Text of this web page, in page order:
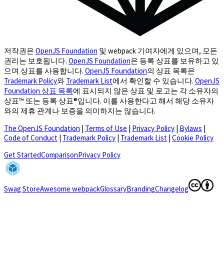
저작권은 OpenJS Foundation 및 webpack 기여자에게 있으며, 모든
권리는 보호됩니다. OpenJS Foundation은 등록 상표를 보유하고 있
으며 상표를 사용합니다. OpenJS Foundation의 상표 목록은
Trademark Policy와 Trademark List에서 확인할 수 있습니다. OpenJS
Foundation 상표 목록에 표시되지 않은 상표 및 로고는 각 소유자의
상표™ 또는 등록 상표®입니다. 이를 사용한다고 해서 해당 소유자
와의 제휴 관계나 보증을 의미하지는 않습니다.
The OpenJS Foundation
Terms of Use Privacy Policy Bylaws
Code of Conduct Trademark Policy Trademark List Cookie Policy
Get StartedComparisonPrivacy Policy(opens in a new tab)
Swag StoreAwesome webpackGlossaryBrandingChangelog
(opens in